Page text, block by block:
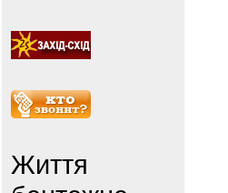
Життя